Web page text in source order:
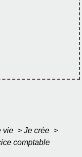
vie > Je crée >
comptable